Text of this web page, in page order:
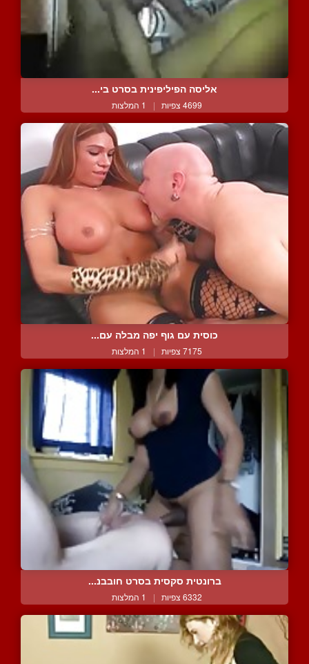
אליסה הפיליפינית בסרט בי...
4699 צפיות | 1 המלצות
כוסית עם גוף יפה מבלה עם...
7175 צפיות | 1 המלצות
ברונטית סקסית בסרט חובבנ...
6332 צפיות | 1 המלצות